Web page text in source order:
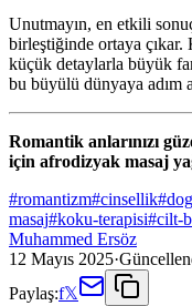
Unutmayın, en etkili
birleştiğinde ortaya
küçük detaylarla büyük
bu büyülü dünyaya adım
Romantik anlarınızı
için afrodizyak masaj
#romantizm#cinsellik#
masaj#koku-terapisi#cilt-
Muhammed Ersöz
12 Mayıs 2025·
Paylaş:f𝕏